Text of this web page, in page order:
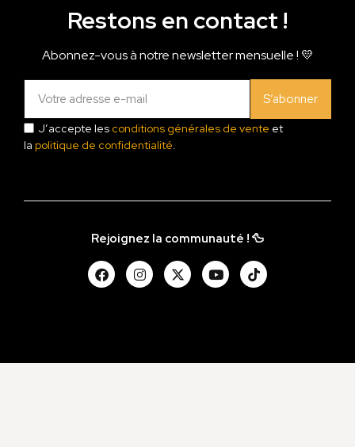
Restons en contact !
Abonnez-vous à notre newsletter mensuelle ! 💛
S’abonner
J’accepte les conditions générales de vente et
la politique de confidentialité.
Rejoignez la communauté ! 🦆